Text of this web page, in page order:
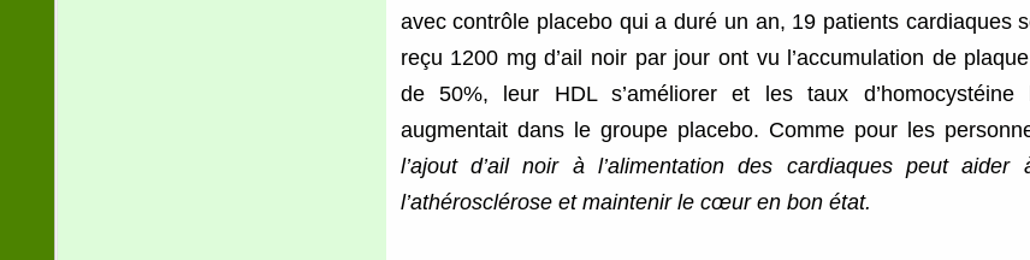
avec contrôle placebo qui a duré un an, 19 patients cardiaques
reçu 1200 mg d’ail noir par jour ont vu l’accumulation de
de 50%, leur HDL s’améliorer et les taux d’homocystéine
augmentait dans le groupe placebo. Comme pour les
l’ajout d’ail noir à l’alimentation des cardiaques peut
l’athérosclérose et maintenir le cœur en bon état.